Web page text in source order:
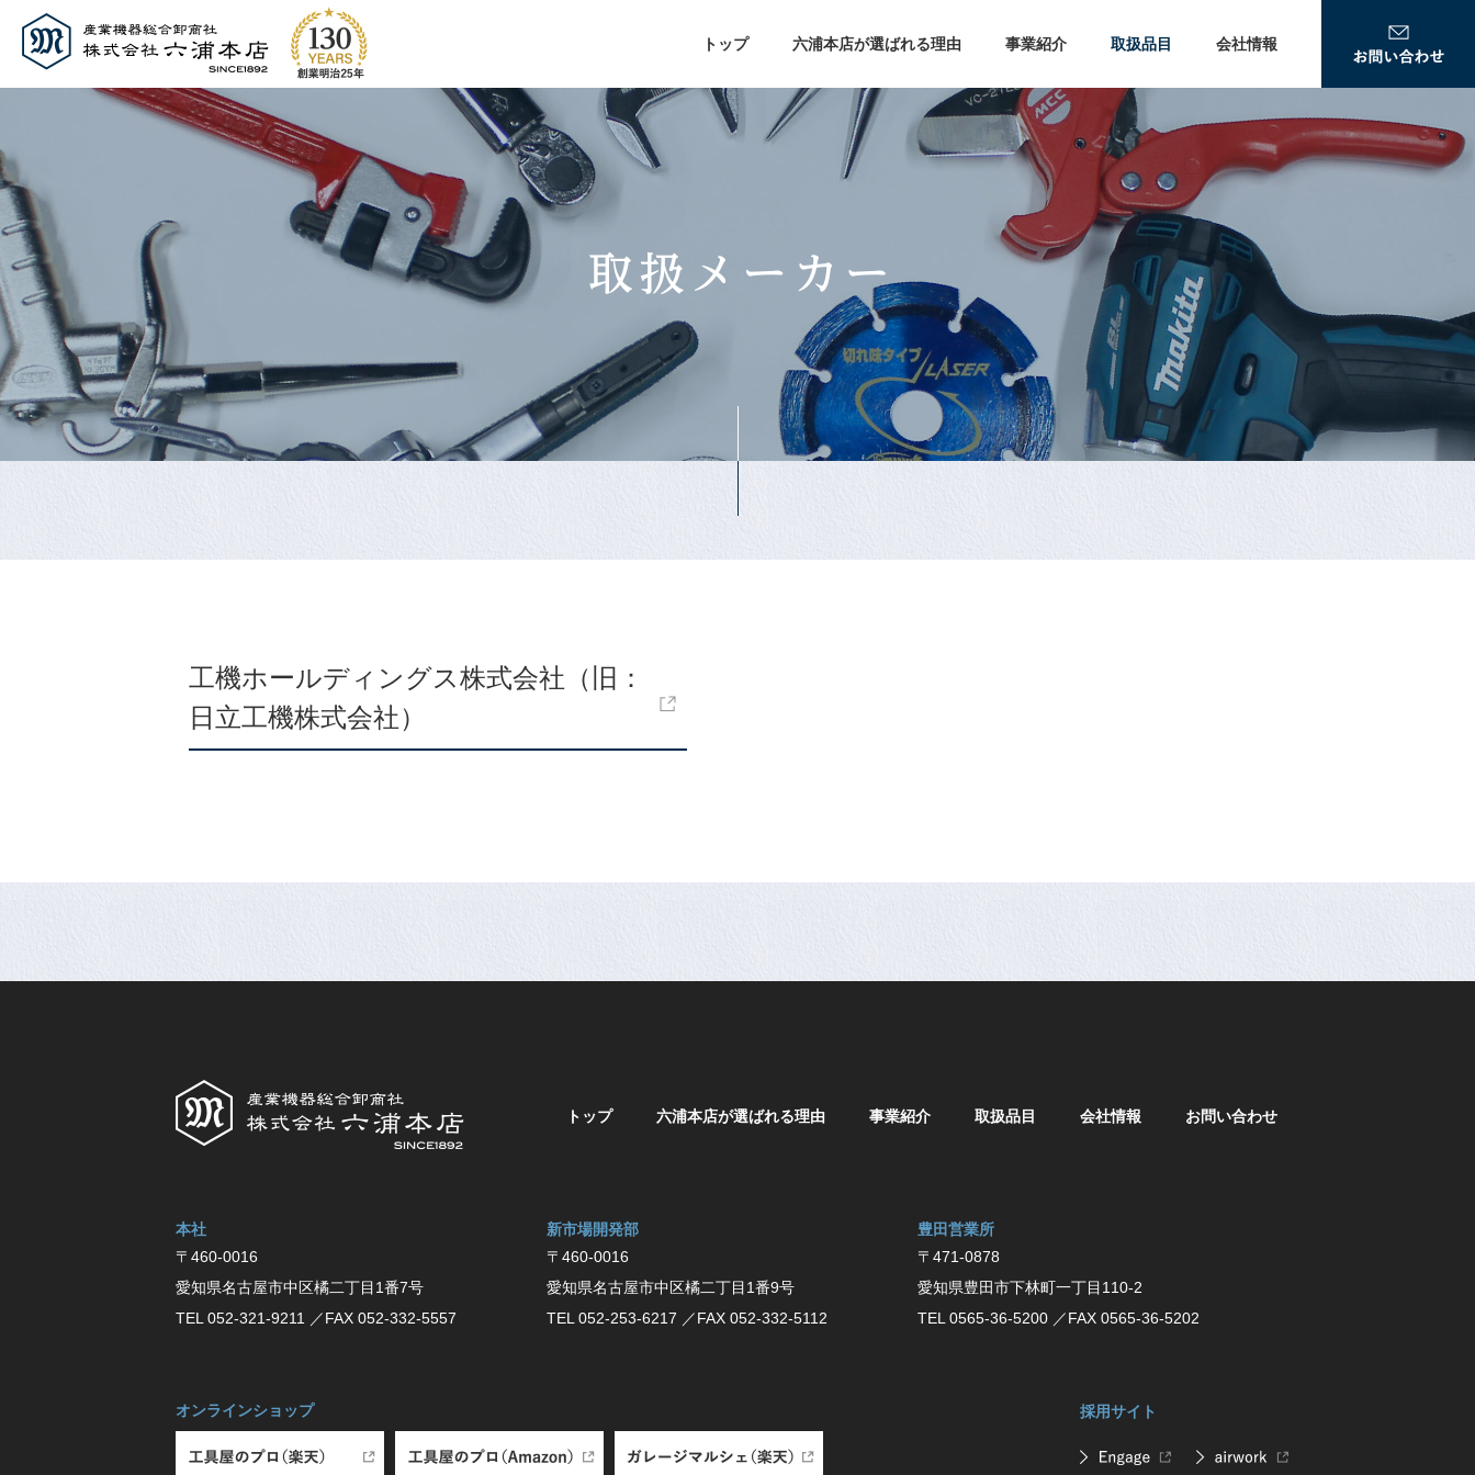
トップ 六浦本店が選ばれる理由 事業紹介 取扱品目 会社情報
工機ホールディングス株式会社（旧：
日立工機株式会社）
トップ 六浦本店が選ばれる理由 事業紹介 取扱品目 会社情報 お問い合わせ
本社
〒460-0016
愛知県名古屋市中区橘⼆丁⽬1番7号
TEL 052-321-9211
／FAX 052-332-5557
新市場開発部
〒460-0016
愛知県名古屋市中区橘二丁目1番9号
TEL 052-253-6217 ／FAX 052-332-5112
豊⽥営業所
〒471-0878
愛知県豊⽥市下林町⼀丁⽬110-2
TEL 0565-36-5200 ／FAX 0565-36-5202
オンラインショップ 採用サイト